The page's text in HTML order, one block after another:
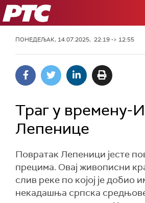
РТС
ПОНЕДЕЉАК, 14.07.2025, 22:19 -> 12:55
Траг у времену-
Лепенице
Повратак Лепеници јесте
прецима. Овај живописни
слив реке по којој је добио
некадашња српска